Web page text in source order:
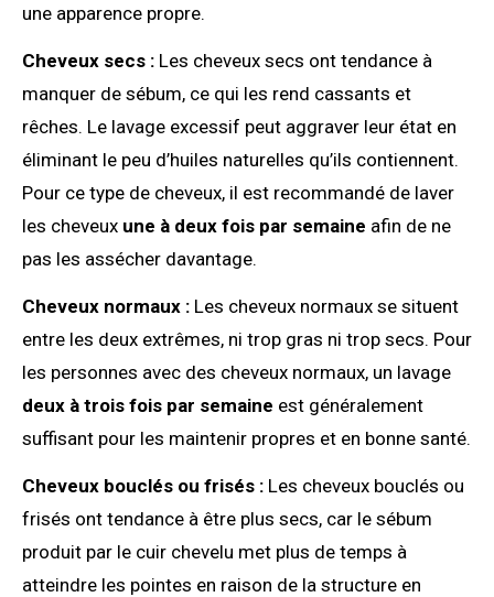
une apparence propre.
Cheveux secs :Les cheveux secs ont tendance à
manquer de sébum, ce qui les rend cassants et
rêches. Le lavage excessif peut aggraver leur état en
éliminant le peu d’huiles naturelles qu’ils contiennent.
Pour ce type de cheveux, il est recommandé de laver
les cheveux une à deux fois par semaine afin de ne
pas les assécher davantage.
Cheveux normaux :Les cheveux normaux se situent
entre les deux extrêmes, ni trop gras ni trop secs. Pour
les personnes avec des cheveux normaux, un lavage
deux à trois fois par semaine est généralement
suffisant pour les maintenir propres et en bonne santé.
Cheveux bouclés ou frisés :Les cheveux bouclés ou
frisés ont tendance à être plus secs, car le sébum
produit par le cuir chevelu met plus de temps à
atteindre les pointes en raison de la structure en